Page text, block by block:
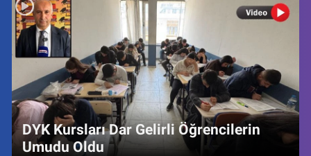
DYK Kursları Dar Gelirli Öğrencilerin
Umudu Oldu